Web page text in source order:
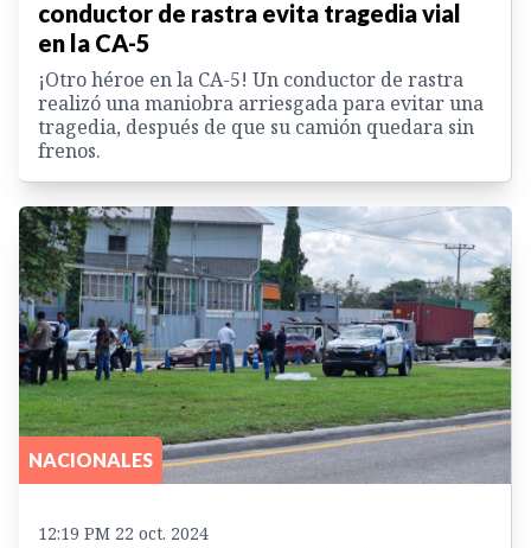
conductor de rastra evita tragedia vial
en la CA-5
¡Otro héroe en la CA-5! Un conductor de rastra
realizó una maniobra arriesgada para evitar una
tragedia, después de que su camión quedara sin
frenos.
NACIONALES
12:19 PM 22 oct. 2024